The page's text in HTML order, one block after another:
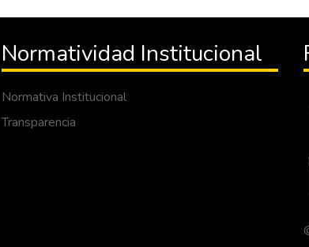
Normatividad Institucional
Normativa Institucional
Transparencia